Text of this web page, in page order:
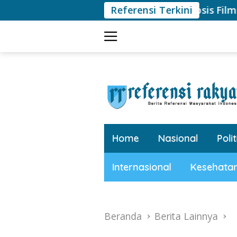
ke
Referensi Terkini
Sinopsis Film Evil Dead
Home Nasional
Internasional
Beranda Berita Lainnya